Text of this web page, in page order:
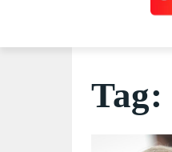
Tag: